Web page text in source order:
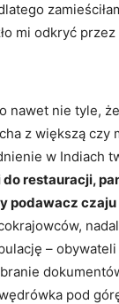
mi odkryć
nawet nie tyle,
z większą
w Indiach
restauracji,
podawacz czaju
–
pod